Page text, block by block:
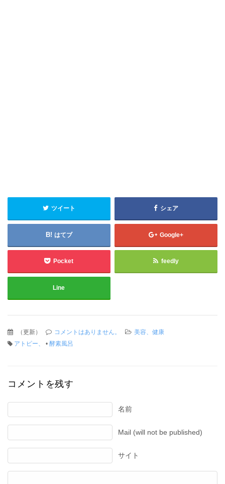
ツイート シェア
はてブ Google+
Pocket feedly
Line
（更新） コメントはありません。
美容、健康
アトピー、
• 酵素風呂
コメントを残す
名前
Mail (will not be published)
サイト